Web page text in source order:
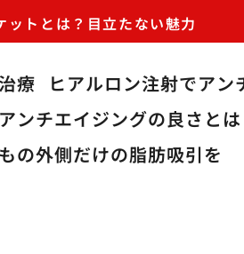
トとは？目立たない魅力
療 ヒアルロン注射でアン
ンチエイジングの良さとは
の外側だけの脂肪吸引を